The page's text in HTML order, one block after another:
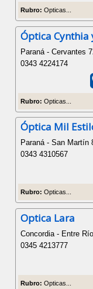
Rubro: Opticas...
Óptica Cynthia
Paraná - Cervantes
0343 4224174
Rubro: Opticas...
Óptica Mil
Paraná - San Martín
0343 4310567
Rubro: Opticas...
Optica Lara
Concordia - Entre
0345 4213777
Rubro: Opticas...